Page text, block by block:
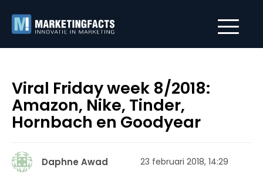
Viral Friday week 8/2018:
Amazon, Nike, Tinder,
Hornbach en Goodyear
Daphne Awad 23 februari 2018, 14:29